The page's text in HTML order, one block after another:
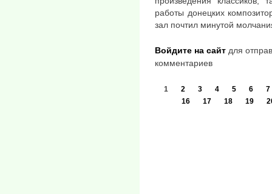
работы донецких
зал почтил минутой
Войдите на сайт для
комментариев
1 2 3 4 5 6
7
16
17 18 19